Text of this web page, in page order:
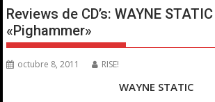
Reviews de CD’s: WAYNE
«Pighammer»
octubre 8, 2011 RISE!
WAYNE STATIC